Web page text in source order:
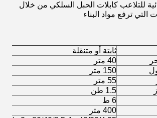
للتلاعب كابلات الحبل السلكي من خلال
ترفع مواد البناء
ثابتة أو متنقلة
40 متر
150 متر
55 متر
1.5 طن
6 ط
400 متر